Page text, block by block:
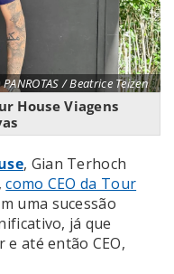
PANROTAS / Beatrice Teizen
House Viagens
, Gian Terhoch
como CEO da Tour
uma sucessão
já que
até então CEO,